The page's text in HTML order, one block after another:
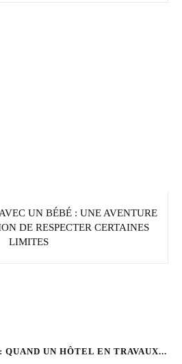
UN BÉBÉ : UNE AVENTURE
DE RESPECTER CERTAINES
LIMITES
QUAND UN HÔTEL EN TRAVAUX...